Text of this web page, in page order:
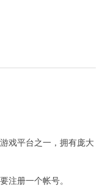
戏平台之一，拥有庞大
册一个帐号。